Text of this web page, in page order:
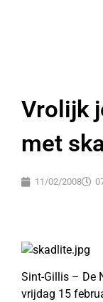
Vrolijk
met
11/02/2008
Sint-Gillis – De
vrijdag 15